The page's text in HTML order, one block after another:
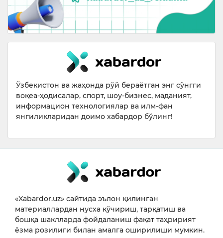
Ўзбекистон ва жаҳонда рўй бераётган энг сўнгги
воқеа-ҳодисалар, спорт, шоу-бизнес, маданият,
информацион технологиялар ва илм-фан
янгиликларидан доимо хабардор бўлинг!
«Xabardor.uz» сайтида эълон қилинган
материаллардан нусха кўчириш, тарқатиш ва
бошқа шаклларда фойдаланиш фақат таҳририят
ёзма розилиги билан амалга оширилиши мумкин.